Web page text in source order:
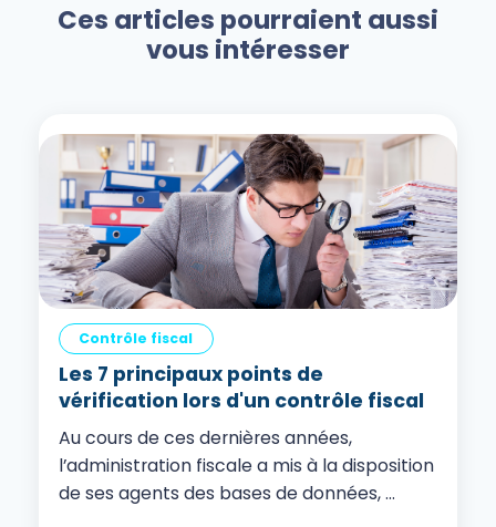
Ces articles pourraient aussi
vous intéresser
Contrôle fiscal
Les 7 principaux points de
vérification lors d'un contrôle fiscal
Au cours de ces dernières années,
l’administration fiscale a mis à la disposition
de ses agents des bases de données, ...